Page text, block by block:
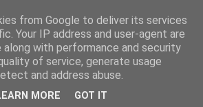
from Google to deliver its services
Your IP address and user-agent are
along with performance and security
of service, generate usage
and address abuse.
MORE GOT IT